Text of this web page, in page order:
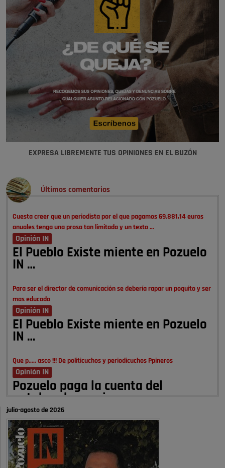
EXPRESA LIBREMENTE TUS OPINIONES EN EL BUZÓN
Últimos comentarios
Cuesta creer que un periodista por el que pagamos 69.881,14 euros
anuales tenga una prosa tan limitada y un texto …
Opinión IN
El Pueblo Existe miente en Pozuelo
IN …
Para ser el director de comunicación se debería rapar un poquito y ser
mas educado
Opinión IN
El Pueblo Existe miente en Pozuelo
IN …
Que p..... asco !!! De politicuchos y periodicuchos Ppineros
Opinión IN
Pozuelo paga la cuenta del
autobombo: casi …
Señora Alcaldesa Ud no ha vivido nunca en Pozuelo , pero yo si desde
hace más de 60 años , …
Pozuelo de Alarcón
Quejas por el deterioro de la
julio-agosto de 2026